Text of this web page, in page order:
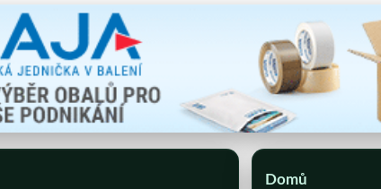
Domů